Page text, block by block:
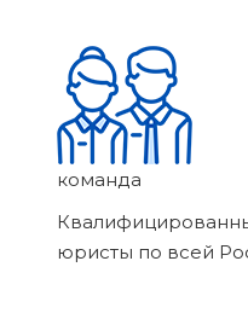
команда
юристы по всей